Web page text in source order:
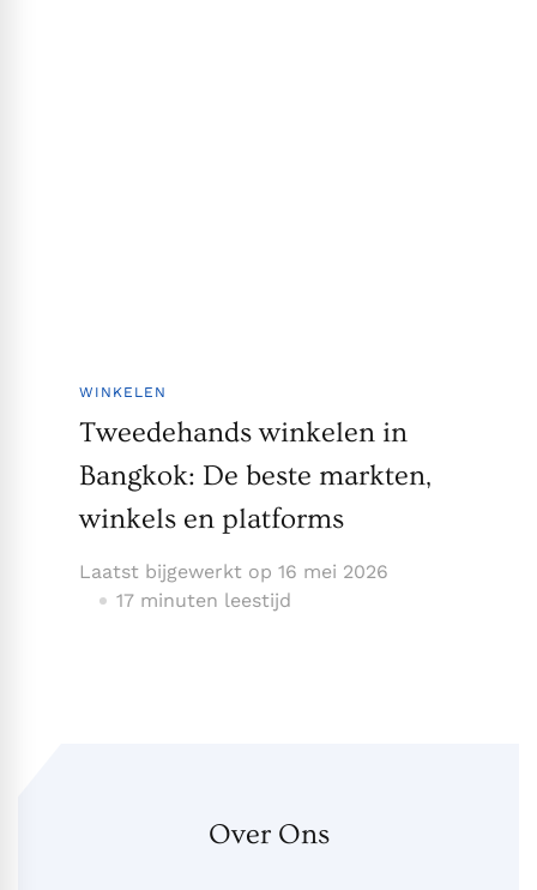
WINKELEN
Tweedehands winkelen in
Bangkok: De beste markten,
winkels en platforms
Laatst bijgewerkt op 16 mei 2026
17 minuten leestijd
Over Ons